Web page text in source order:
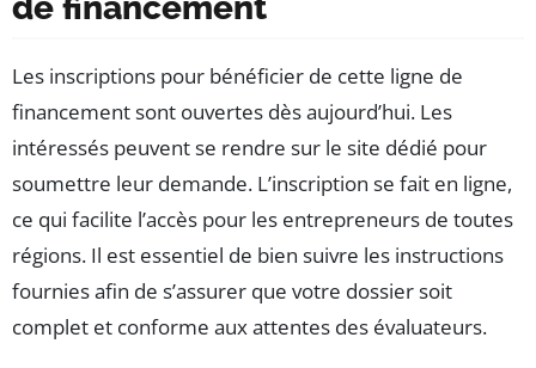
Les inscriptions pour bénéficier de cette ligne de
financement sont ouvertes dès aujourd’hui. Les
intéressés peuvent se rendre sur le site dédié pour
soumettre leur demande. L’inscription se fait en ligne,
ce qui facilite l’accès pour les entrepreneurs de toutes
régions. Il est essentiel de bien suivre les instructions
fournies afin de s’assurer que votre dossier soit
complet et conforme aux attentes des évaluateurs.